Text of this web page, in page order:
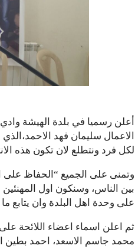
أعلن رسميا في بلدة الهيشة
الاعمال سليمان فهد
لكل فرد ونتطلع لان تكون هذه
وتمنى على الجميع “الحفاظ على
بين الناس، وسنكون اول
على وحدة اهل البلدة وان يتابع
ثم اعلن اسماء اعضاء اللائحة
محمد جاسم الاسعد، احمد